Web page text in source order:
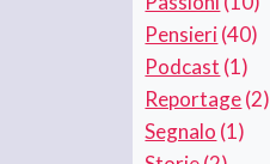
Pensieri(40)
Podcast (1)
Reportage(2)
Segnalo (1)